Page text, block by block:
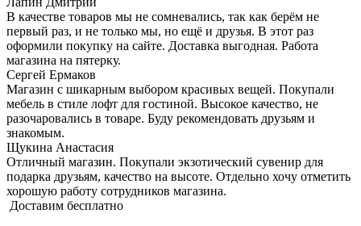
В качестве товаров мы не сомневались, так как берём не
первый раз, и не только мы, но ещё и друзья. В этот раз
оформили покупку на сайте. Доставка выгодная. Работа
магазина на пятерку.
Сергей Ермаков
Магазин с шикарным выбором красивых вещей. Покупали
мебель в стиле лофт для гостиной. Высокое качество, не
разочаровались в товаре. Буду рекомендовать друзьям и
знакомым.
Щукина Анастасия
Отличный магазин. Покупали экзотический сувенир для
подарка друзьям, качество на высоте. Отдельно хочу отметить
хорошую работу сотрудников магазина.
Доставим бесплатно